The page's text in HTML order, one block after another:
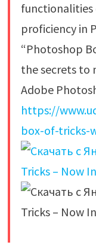
functionalities
proficiency in
“Photoshop
the secrets to
Adobe
https://
box-of-tricks-